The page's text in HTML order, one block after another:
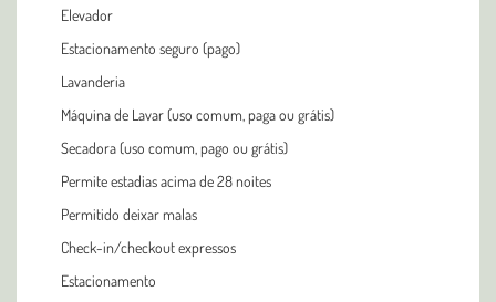
Elevador
Estacionamento seguro (pago)
Lavanderia
Máquina de Lavar (uso comum, paga ou grátis)
Secadora (uso comum, pago ou grátis)
Permite estadias acima de 28 noites
Permitido deixar malas
Check-in/checkout expressos
Estacionamento